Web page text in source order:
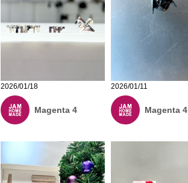
2026/01/18
Magenta 4
2026/01/11
Magenta 4